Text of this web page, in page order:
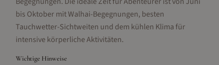
bis Oktober mit Walhai-Begegnungen, besten
Tauchwetter-Sichtweiten und dem kühlen Klima für
intensive körperliche Aktivitäten.
Wichtige Hinweise